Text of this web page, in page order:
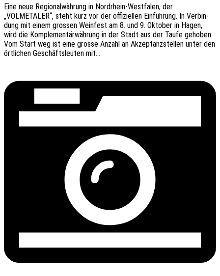
Eine neue Regio­nal­wäh­rung in Nord­rhein-West­­fa­­len, der
„VOLMETALER“, steht kurz vor der offi­zi­el­len Einfüh­rung. In Verbin­
dung mit einem gros­sen Wein­fest am 8. und 9. Okto­ber in Hagen,
wird die Komple­men­tär­wäh­rung in der Stadt aus der Taufe geho­ben.
Vom Start weg ist eine grosse Anzahl an Akzep­tanz­stel­len unter den
örtli­chen Geschäfts­leu­ten mit…